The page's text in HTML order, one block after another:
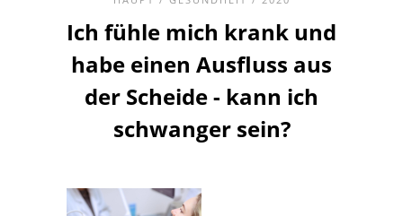
Ich fühle mich krank und
habe einen Ausfluss aus
der Scheide - kann ich
schwanger sein?